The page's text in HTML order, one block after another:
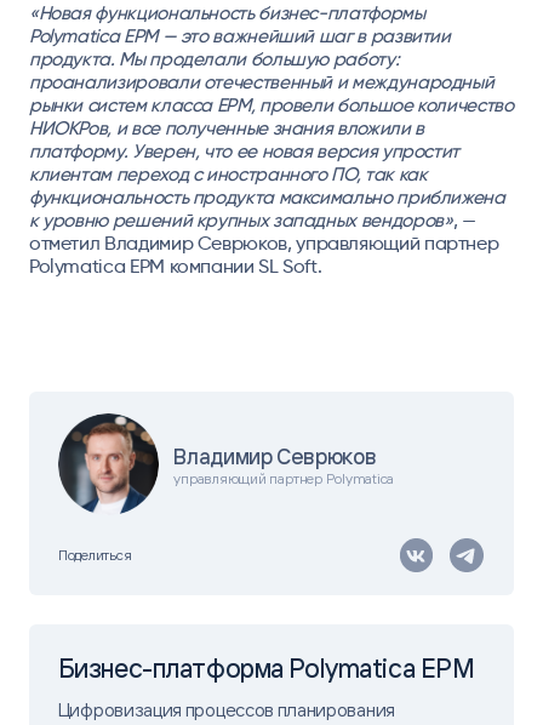
Владимир Севрюков
управляющий партнер Polymatica
Поделиться
«Новая функциональность бизнес-платформы
Polymatica EPM — это важнейший шаг в развитии
продукта. Мы проделали большую работу:
проанализировали отечественный и международный
рынки систем класса ЕРМ, провели большое количество
НИОКРов, и все полученные знания вложили в
платформу. Уверен, что ее новая версия упростит
клиентам переход с иностранного ПО, так как
функциональность продукта максимально приближена
к уровню решений крупных западных вендоров», —
отметил Владимир Севрюков, управляющий партнер
Polymatica EPM компании SL Soft.
Бизнес-платформа Polymatica EPM
Цифровизация процессов планирования